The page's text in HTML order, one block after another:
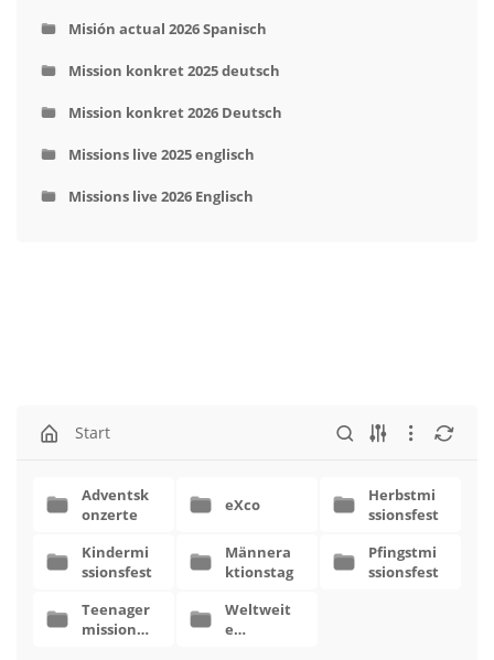
Misión actual 2026 Spanisch
Mission konkret 2025 deutsch
Mission konkret 2026 Deutsch
Missions live 2025 englisch
Missions live 2026 Englisch
Start
Adventsk
onzerte
eXco
Herbstmi
ssionsfest
Kindermi
ssionsfest
Männera
ktionstag
Pfingstmi
ssionsfest
Teenager
missionst
Weltweit
e